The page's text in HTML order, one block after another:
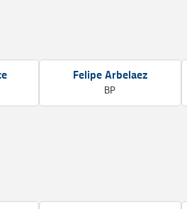
Felipe Arbelaez
BP